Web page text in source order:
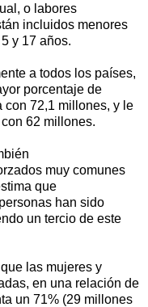
o labores
incluidos menores
y 17 años.
a todos los países,
porcentaje de
con 72,1 millones, y le
62 millones.
muy comunes
que
han sido
un tercio de este
las mujeres y
en una relación de
un 71% (29 millones